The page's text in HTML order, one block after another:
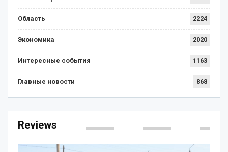
Область 2224
Экономика 2020
Интересные события 1163
Главные новости 868
Reviews